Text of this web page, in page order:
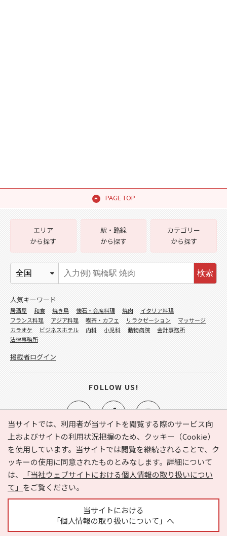
PAGE TOP
当サイトでは、利用者が当サイトを閲覧する際のサービス向
上およびサイトの利用状況把握のため、クッキー（Cookie）
を使用しています。当サイトでは閲覧を継続されることで、ク
ッキーの使用に同意されたものとみなします。詳細について
は、
「当社ウェブサイトにおける個人情報の取り扱いについ
て」 をご覧ください。
当サイトにおける
「個人情報の取り扱いについて」へ
e-NAVITA（イーナビタ）とは？ お気に入り
ヘルプ
利用規約
個人情報の取り扱いについて
運営会社
サイトマップ
広告掲載に関するお問い合わせ
エリア
から探す
駅・路線
から探す
カテゴリー
から探す
検索
人気キーワード
居酒屋 和食 焼き鳥 懐石・会席料理 焼肉
イタリア料理
フランス料理
アジア料理 喫茶・カフェ リラクゼーション
マッサージ
カラオケ
ビジネスホテル 内科 小児科 動物病院
会計事務所
法律事務所
掲載者ログイン
FOLLOW US!